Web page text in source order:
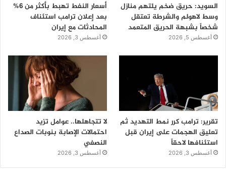
السويد: حريق ضخم يلتهم منازل
وسط لاهولم والشرطة تعتقل
شخصاً بشبهة الحريق المتعمد
أغسطس 5, 2026
أسعار النفط تهبط بأكثر من 6%
بعد إعلان ترامب استئناف
المحادثات مع إيران
أغسطس 3, 2026
تقرير: ترامب كرر نمط التهديد ثم
تعليق الهجمات على إيران قبل
استئنافها لاحقاً
أغسطس 3, 2026
لا تتجاهلها.. عوامل تزيد
احتمالات الإصابة بنوبات الصداع
النصفي
أغسطس 3, 2026